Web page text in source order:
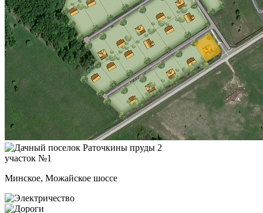
участок №1
Минское, Можайское шоссе